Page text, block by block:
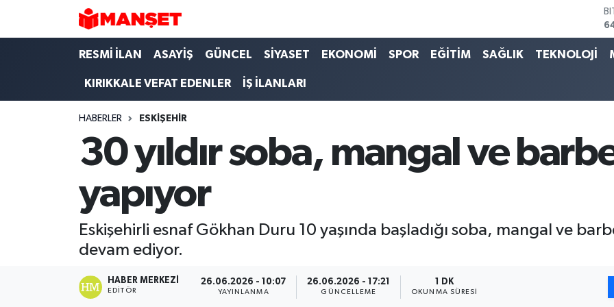
RESMİ İLAN ASAYİŞ GÜNCEL SİYASET EKONOMİ SPOR EĞİTİM SAĞLIK TEKNOLOJİ
KIRIKKALE VEFAT EDENLER İŞ İLANLARI
HABERLER ESKIŞEHIR
30 yıldır soba, mangal ve
yapıyor
Eskişehirli esnaf Gökhan Duru 10 yaşında başladığı soba, mangal ve
devam ediyor.
HABER MERKEZI
EDITÖR
26.06.2026 - 10:07
YAYINLANMA
26.06.2026 - 17:21
GÜNCELLEME
1 DK
OKUNMA SÜRESI
Hava Durumu
Trafik Durumu
Süper Lig Puan Durumu ve Fikstür
Tüm Manşetler
Son Dakika Haberleri
Haber Arşivi